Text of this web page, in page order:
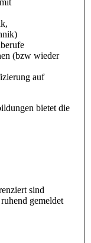
(bzw wieder
auf
bietet die
sind
gemeldet